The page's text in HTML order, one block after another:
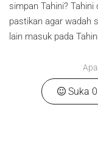
simpan Tahini?
pastikan agar wadah
lain masuk pada
Suka 0